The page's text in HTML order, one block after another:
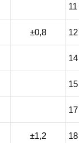
11
±0,8 12
14
15
17
±1,2 18